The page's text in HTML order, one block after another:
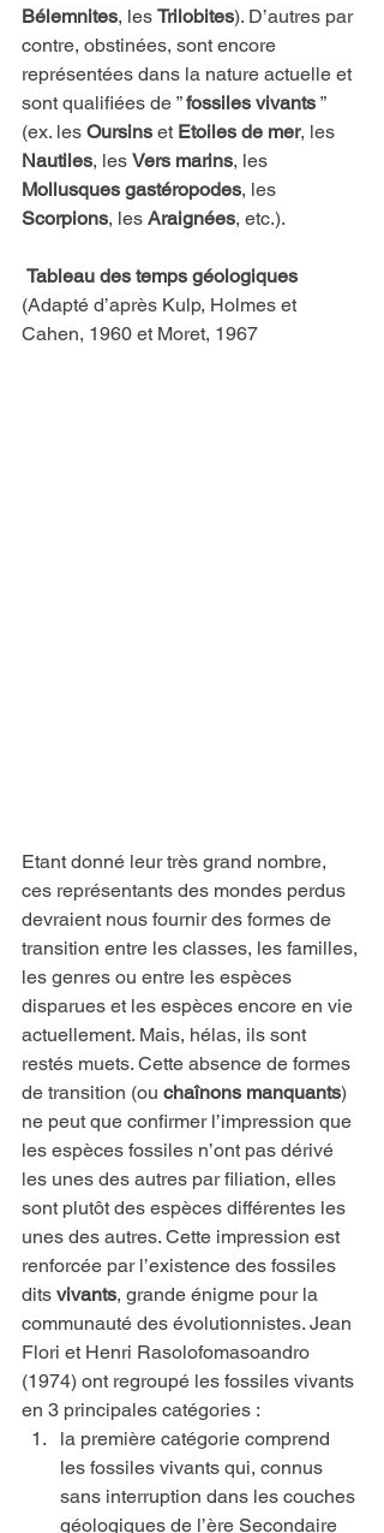
Bélemnites, les Trilobites). D’autres par
contre, obstinées, sont encore
représentées dans la nature actuelle et
sont qualifiées de ” fossiles vivants ”
(ex. les Oursins et Etoiles de mer, les
Nautiles, les Vers marins, les
Mollusques gastéropodes, les
Scorpions, les Araignées, etc.).
Tableau des temps géologiques
(Adapté d’après Kulp, Holmes et
Cahen, 1960 et Moret, 1967
Etant donné leur très grand nombre,
ces représentants des mondes perdus
devraient nous fournir des formes de
transition entre les classes, les familles,
les genres ou entre les espèces
disparues et les espèces encore en vie
actuellement. Mais, hélas, ils sont
restés muets. Cette absence de formes
de transition (ou chaînons manquants)
ne peut que confirmer l’impression que
les espèces fossiles n’ont pas dérivé
les unes des autres par filiation, elles
sont plutôt des espèces différentes les
unes des autres. Cette impression est
renforcée par l’existence des fossiles
dits vivants, grande énigme pour la
communauté des évolutionnistes. Jean
Flori et Henri Rasolofomasoandro
(1974) ont regroupé les fossiles vivants
en 3 principales catégories :
la première catégorie comprend
les fossiles vivants qui, connus
sans interruption dans les couches
géologiques de l’ère Secondaire